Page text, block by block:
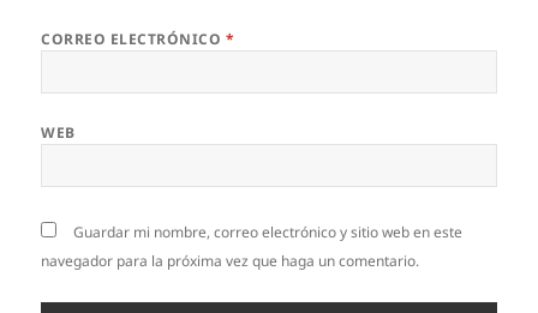
CORREO ELECTRÓNICO *
WEB
Guardar mi nombre, correo electrónico y sitio web en este
navegador para la próxima vez que haga un comentario.